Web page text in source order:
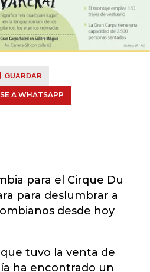
GUARDAR
A WHATSAPP
para el Cirque Du
para deslumbrar a
desde hoy
tuvo la venta de
ha encontrado un